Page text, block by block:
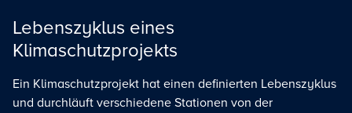
Lebenszyklus eines
Klimaschutzprojekts
Ein Klimaschutzprojekt hat einen definierten Lebenszyklus
und durchläuft verschiedene Stationen von der